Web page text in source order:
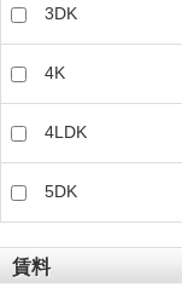
3DK
4K
4LDK
5DK
賃料